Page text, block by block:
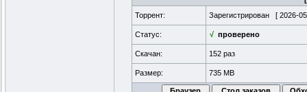
Торрент:
Зарегистрирован [ 2026-
Статус: √ проверено
Скачан: 152 раз
Размер: 735 MB